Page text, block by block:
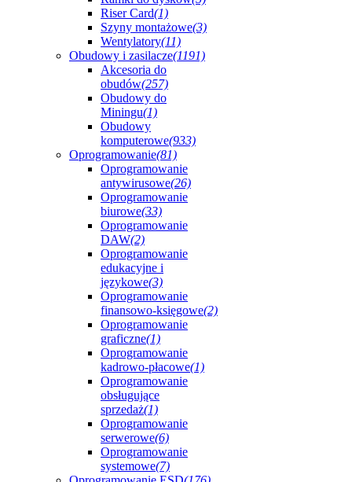
Riser Card(1)
Szyny montażowe(3)
Wentylatory(11)
Obudowy i zasilacze(1191)
Akcesoria do
obudów(257)
Obudowy do
Miningu(1)
Obudowy
komputerowe(933)
Oprogramowanie(81)
Oprogramowanie
antywirusowe(26)
Oprogramowanie
biurowe(33)
Oprogramowanie
DAW(2)
Oprogramowanie
edukacyjne i
językowe(3)
Oprogramowanie
finansowo-księgowe(2)
Oprogramowanie
graficzne(1)
Oprogramowanie
kadrowo-płacowe(1)
Oprogramowanie
obsługujące
sprzedaż(1)
Oprogramowanie
serwerowe(6)
Oprogramowanie
systemowe(7)